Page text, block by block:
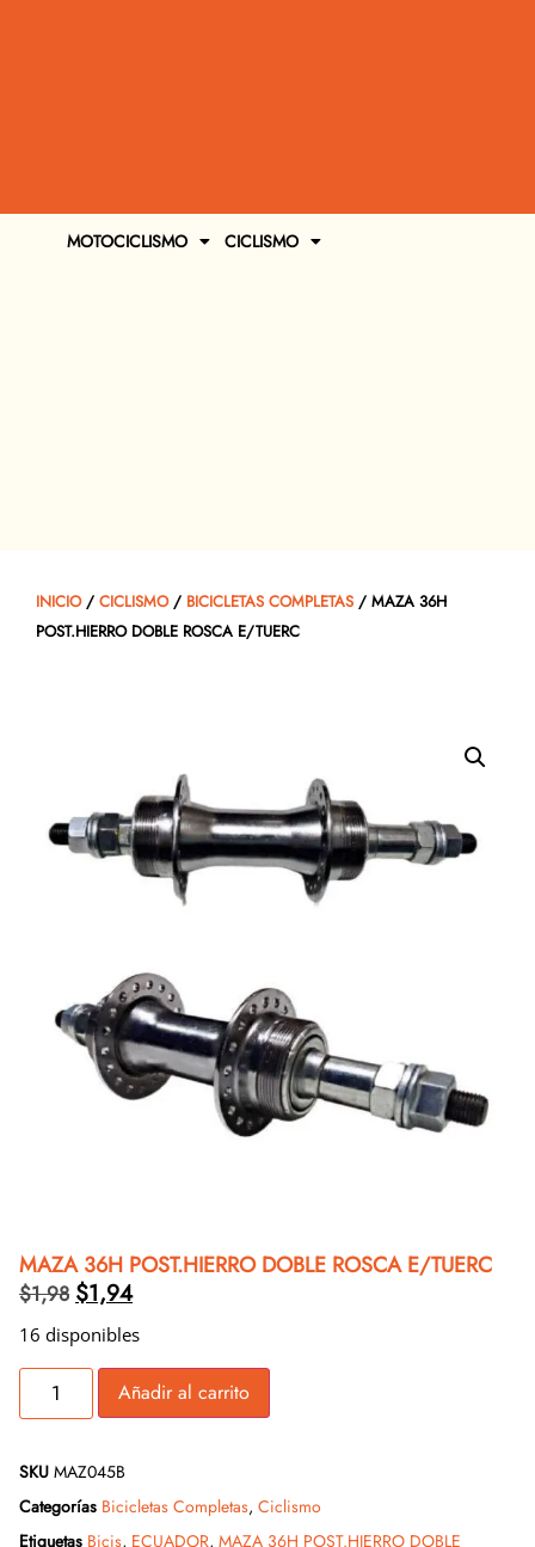
MOTOCICLISMO CICLISMO
INICIO/ CICLISMO/ BICICLETAS COMPLETAS / MAZA 36H
POST.HIERRO DOBLE ROSCA E/TUERC
MAZA 36H POST.HIERRO DOBLE ROSCA E/TUERC
$1,98 $1,94
16 disponibles
Añadir al carrito
SKU MAZ045B
Categorías Bicicletas Completas, Ciclismo
Etiquetas Bicis, ECUADOR, MAZA 36H POST.HIERRO DOBLE